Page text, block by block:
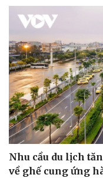
Nhu cầu du lịch
về ghế cung ứng